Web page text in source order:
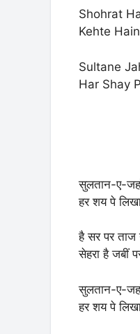
Shohrat
Kehte
Sultane
Har Shay
सुलतान-ए-
हर शय पे
है सर पर ताज
सेहरा है जबीं
सुलतान-ए-
हर शय पे